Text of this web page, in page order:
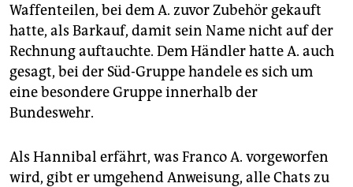
Waffenteilen, bei dem A. zuvor Zubehör gekauft
hatte, als Barkauf, damit sein Name nicht auf der
Rechnung auftauchte. Dem Händler hatte A. auch
gesagt, bei der Süd-Gruppe handele es sich um
eine besondere Gruppe innerhalb der
Bundeswehr.
Als Hannibal erfährt, was Franco A. vorgeworfen
wird, gibt er umgehend Anweisung, alle Chats zu